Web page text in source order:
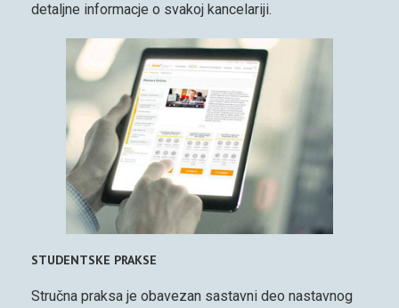
detaljne informacje o svakoj kancelariji.
STUDENTSKE PRAKSE
Stručna praksa je obavezan sastavni deo nastavnog